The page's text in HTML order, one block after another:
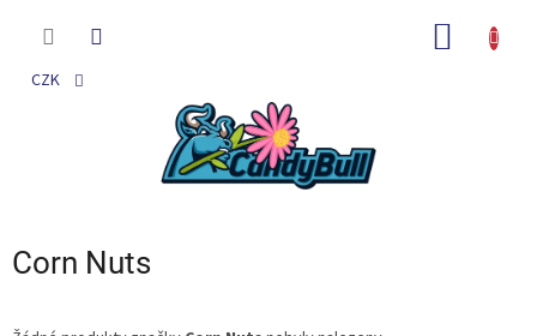
CZK
Corn Nuts